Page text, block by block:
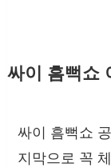
싸이 흠뻑쇼
싸이 흠뻑쇼
지막으로 꼭